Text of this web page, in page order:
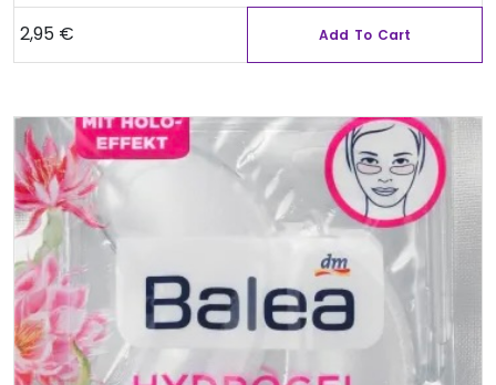
2,95 € Add To Cart